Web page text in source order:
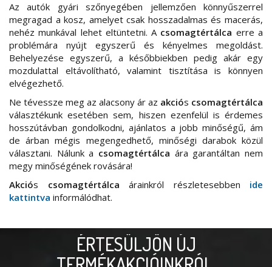
Az autók gyári szőnyegében jellemzően könnyűszerrel
megragad a kosz, amelyet csak hosszadalmas és macerás,
nehéz munkával lehet eltüntetni. A csomagtértálca erre a
problémára nyújt egyszerű és kényelmes megoldást.
Behelyezése egyszerű, a későbbiekben pedig akár egy
mozdulattal eltávolítható, valamint tisztítása is könnyen
elvégezhető.
Ne tévessze meg az alacsony ár az akciós csomagtértálca
választékunk esetében sem, hiszen ezenfelül is érdemes
hosszútávban gondolkodni, ajánlatos a jobb minőségű, ám
de árban mégis megengedhető, minőségi darabok közül
választani. Nálunk a csomagtértálca ára garantáltan nem
megy minőségének rovására!
Akciós csomagtértálca árainkról részletesebben ide
kattintva informálódhat.
ÉRTESÜLJÖN ÚJ